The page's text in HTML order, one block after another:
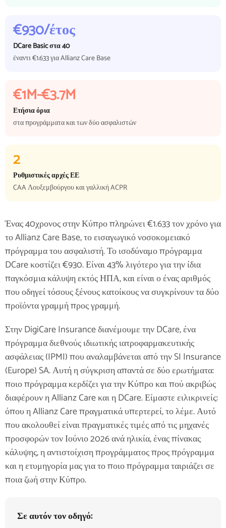
€930/έτος
DCare Basic στα 40
έναντι €1.633 για Allianz Care Base
€1M-€3.7M
Ετήσια όρια
στα προγράμματα και των δύο ασφαλιστών
2
Ρυθμιστικές αρχές ΕΕ
CAA Λουξεμβούργου και γαλλική ACPR
Ένας 40χρονος στην Κύπρο πληρώνει €1.633 τον χρόνο για
το Allianz Care Base, το εισαγωγικό νοσοκομειακό
πρόγραμμα του ασφαλιστή. Το ισοδύναμο πρόγραμμα
DCare κοστίζει €930. Είναι 43% λιγότερο για την ίδια
παγκόσμια κάλυψη εκτός ΗΠΑ, και είναι ο ένας αριθμός
που οδηγεί τόσους ξένους κατοίκους να συγκρίνουν τα δύο
προϊόντα γραμμή προς γραμμή.
Στην DigiCare Insurance διανέμουμε την DCare, ένα
πρόγραμμα διεθνούς ιδιωτικής ιατροφαρμακευτικής
ασφάλειας (IPMI) που αναλαμβάνεται από την SI Insurance
(Europe) SA. Αυτή η σύγκριση απαντά σε δύο ερωτήματα:
ποιο πρόγραμμα κερδίζει για την Κύπρο και πού ακριβώς
διαφέρουν η Allianz Care και η DCare. Είμαστε ειλικρινείς:
όπου η Allianz Care πραγματικά υπερτερεί, το λέμε. Αυτό
που ακολουθεί είναι πραγματικές τιμές από τις μηχανές
προσφορών τον Ιούνιο 2026 ανά ηλικία, ένας πίνακας
κάλυψης, η αντιστοίχιση προγράμματος προς πρόγραμμα
και η ετυμηγορία μας για το ποιο πρόγραμμα ταιριάζει σε
ποια ζωή στην Κύπρο.
Σε αυτόν τον οδηγό: